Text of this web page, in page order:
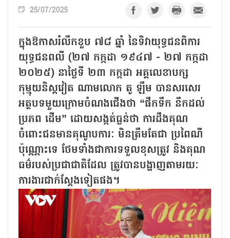
25/07/2025
ក្នុងឱកាសរំលឹកខួប ៧៨ ឆ្នាំ នៃទិវាយុទ្ធជនពិការ
យុទ្ធជនពលី (២៧ កក្កដា ១៩៤៧ - ២៧ កក្កដា
២០២៥) នាថ្ងៃទី ២៣ កក្កដា អគ្គលេខាបក្ស
កុម្មុយនិស្តវៀត ណាមលោក តូ ឡឹម បានសរសេរ
អត្ថបទមួយក្រោមចំណងជើងថា “ផឹកទឹក នឹកដល់
ប្រភព ដើម” ដោយសង្កត់ធ្ងន់ថា ការដឹងគុណ
ចំពោះជនមានគុណូបការៈ មិនត្រឹមតែជា ប្រពៃណី
ប៉ុណ្ណោះទេ ថែមទាំងជាការទទួលខុសត្រូវ និងគុណ
ធម៌របស់ប្រជាជាតិដែល ត្រូវបានបង្ហាញតាមរយៈ
ការងារជាក់ស្ដែងទៀតផង។